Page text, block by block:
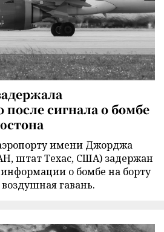
после сигнала о бомбе
имени Джорджа
штат Техас, США) задержан
о бомбе на борту
гавань.